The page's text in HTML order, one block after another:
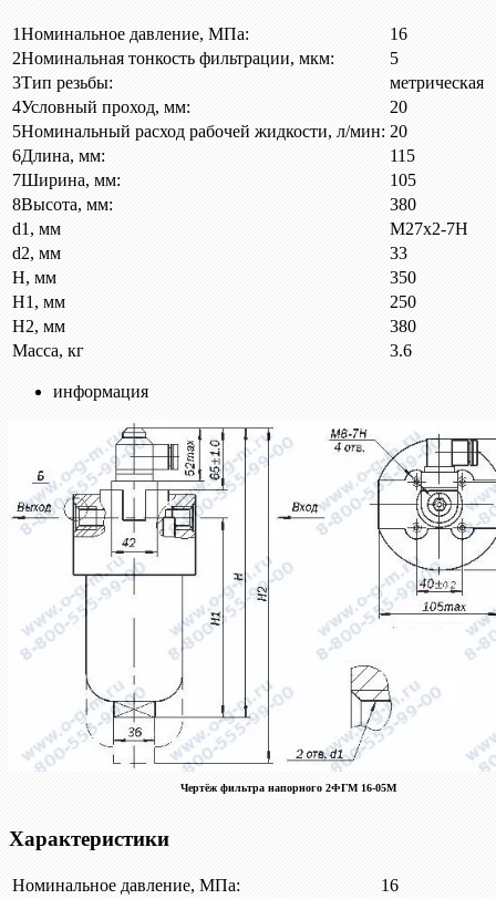
1Номинальное давление, МПа:
16
2Номинальная тонкость фильтрации, мкм:
5
3Тип резьбы:
метрическая
4Условный проход, мм:
20
5Номинальный расход рабочей жидкости, л/мин: 20
6Длина, мм:
115
7Ширина, мм:
105
8Высота, мм:
380
d1, мм
М27х2-7Н
d2, мм
33
H, мм
350
H1, мм
250
H2, мм
380
Масса, кг
3.6
информация
Чертёж фильтра напорного 2ФГМ 16-05М
Характеристики
Номинальное давление, МПа: 16